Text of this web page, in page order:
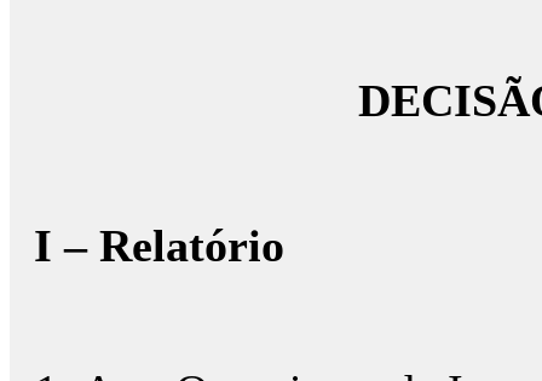
I – Relatório